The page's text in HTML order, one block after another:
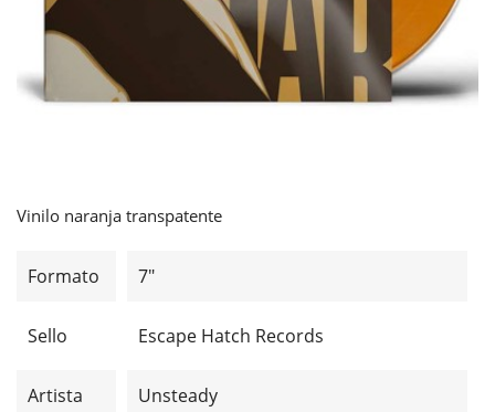
Vinilo naranja transpatente
Formato 7"
Sello Escape Hatch Records
Artista Unsteady